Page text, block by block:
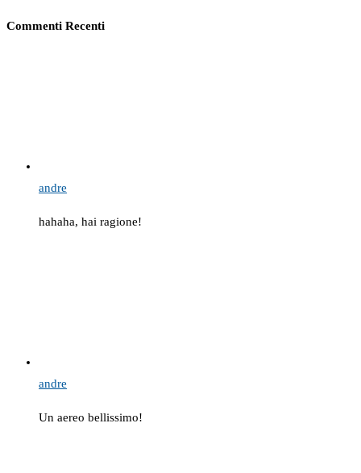
Commenti Recenti
andre
hahaha, hai ragione!
andre
Un aereo bellissimo!